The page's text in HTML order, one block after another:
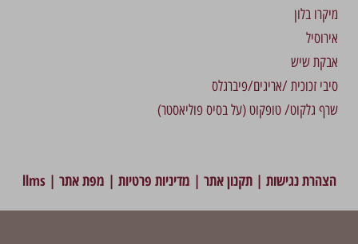
מיקרו בלון
אירוסיל
אבקת שיש
סיבי זכוכית /אריגים/פיברגלס
שרף גלקוט/ טופקוט (על בסיס פוליאסטר)
הצהרת נגישות |תקנון אתר | מדיניות פרטיות | מפת אתר |
llms